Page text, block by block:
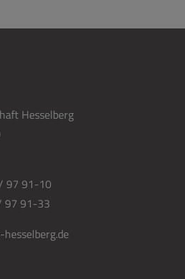
Hesselberg
97 91-10
97 91-33